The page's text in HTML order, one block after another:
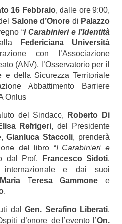
16 Febbraio, dalle ore 9:00,
Salone d’Onore di Palazzo
“I Carabinieri e l’Identità
Federiciana Università
con l’Associazione
(ANV), l’Osservatorio per il
e della Sicurezza Territoriale
Abbattimento Barriere
Onlus
del Sindaco,
Roberto Di
Refrigeri, del Presidente
Gianluca Staccoli, prenderà
del libro “I Carabinieri e
dal Prof. Francesco Sidoti,
internazionale e dai suoi
Maria Teresa Gammone e
.
dalGen. Serafino Liberati,
d’onore dell’evento l’On.